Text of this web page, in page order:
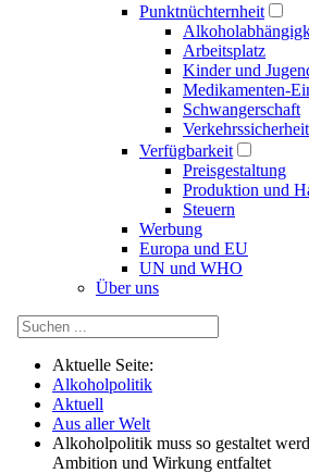
Punktnüchternheit
Arbeitsplatz
Kinder und
Medikamenten-
Schwangerschaft
Verkehrssicherheit
Verfügbarkeit
Preisgestaltung
Produktion und
Steuern
Werbung
Europa und EU
UN und WHO
Über uns
Aktuelle Seite:
Alkoholpolitik
Aktuell
Aus aller Welt
Alkoholpolitik muss so gestaltet
Ambition und Wirkung entfaltet